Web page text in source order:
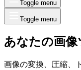
Toggle menu
Toggle menu
あなたの画像
画像の変換、圧縮、